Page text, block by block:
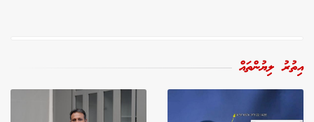
އިތުރު ލިޔުންތައް